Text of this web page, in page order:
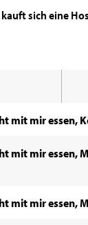
sich eine
mit mir essen,
mit mir essen,
mit mir essen,